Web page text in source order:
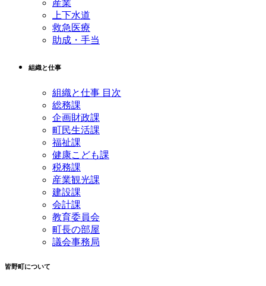
産業
上下水道
救急医療
助成・手当
組織と仕事
組織と仕事 目次
総務課
企画財政課
町民生活課
福祉課
健康こども課
税務課
産業観光課
建設課
会計課
教育委員会
町長の部屋
議会事務局
皆野町について